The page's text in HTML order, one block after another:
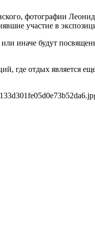
фотографии
участие в
иначе будут
где отдых является